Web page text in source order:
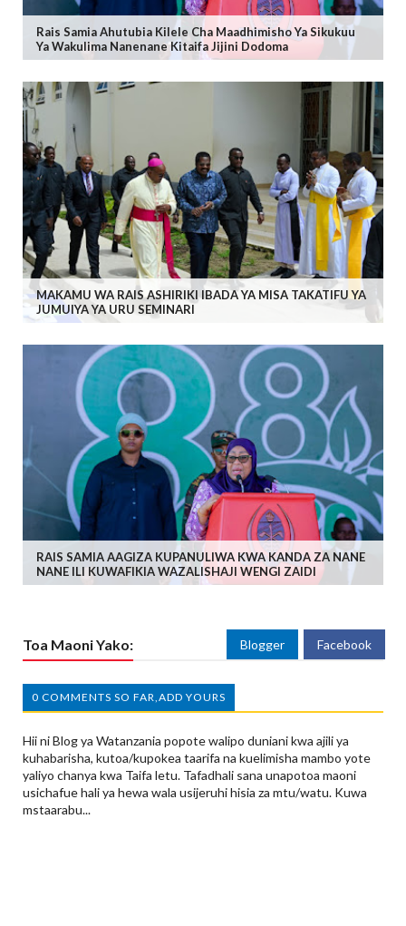
Rais Samia Ahutubia Kilele Cha Maadhimisho Ya Sikukuu
Ya Wakulima Nanenane Kitaifa Jijini Dodoma
MAKAMU WA RAIS ASHIRIKI IBADA YA MISA TAKATIFU YA
JUMUIYA YA URU SEMINARI
RAIS SAMIA AAGIZA KUPANULIWA KWA KANDA ZA NANE
NANE ILI KUWAFIKIA WAZALISHAJI WENGI ZAIDI
Toa Maoni Yako: Blogger Facebook
0 COMMENTS SO FAR,ADD YOURS
Hii ni Blog ya Watanzania popote walipo duniani kwa ajili ya
kuhabarisha, kutoa/kupokea taarifa na kuelimisha mambo yote
yaliyo chanya kwa Taifa letu. Tafadhali sana unapotoa maoni
usichafue hali ya hewa wala usijeruhi hisia za mtu/watu. Kuwa
mstaarabu...